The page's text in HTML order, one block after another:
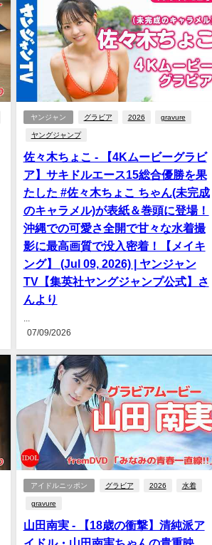
ヤンジャン グラビア 2026 gravure
ヤングジャンプ
佐々木ちょこ - 【4Kムービーグラビ
ア】サキドルエース15総合優勝を果
たした #佐々木ちょこ ちゃん(未完成
のキャラメル)が表紙＆巻頭に登場！
沖縄での可愛さ全開で甘々な水着撮
影に最高画質で没入密着！【メイキ
ング】 (Jul 09, 2026) | ヤンジャン
TV【集英社ヤングジャンプ公式】さ
んより
...
07/09/2026
アイドルニッポン グラビア 2026 水着
gravure
山田南実 - 【18歳の衝撃】清純派ア